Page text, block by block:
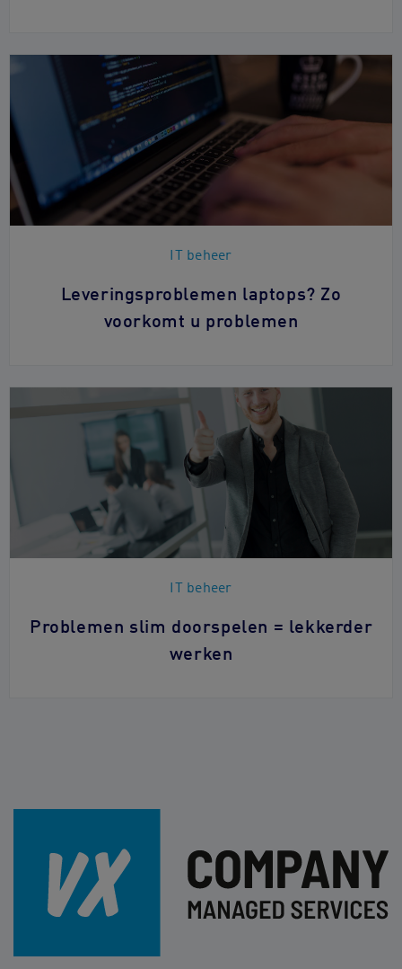
IT beheer
Leveringsproblemen laptops? Zo
voorkomt u problemen
IT beheer
Problemen slim doorspelen = lekkerder
werken